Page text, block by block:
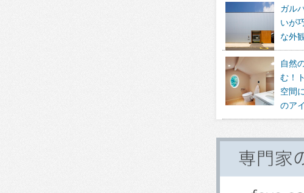
ガル
いが
な外
自然
む！
空間
のア